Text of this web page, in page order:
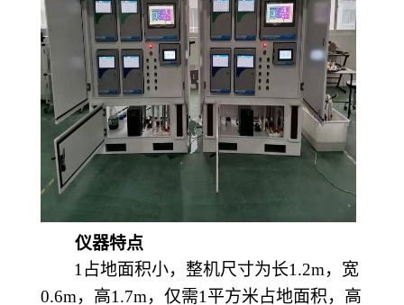
仪器特点
1占地面积小，整机尺寸为长1.2m，宽
0.6m，高1.7m，仅需1 平方米占地面积，高